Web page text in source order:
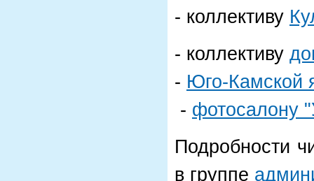
- коллективу
- коллективу
- Юго-Камской
- фотосалону
Подробности
в группе